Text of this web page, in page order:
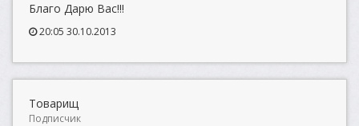
Благо Дарю Вас!!!
20:05 30.10.2013
Товарищ
Подписчик